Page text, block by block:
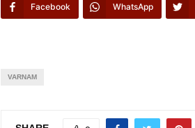
Facebook WhatsApp
VARNAM